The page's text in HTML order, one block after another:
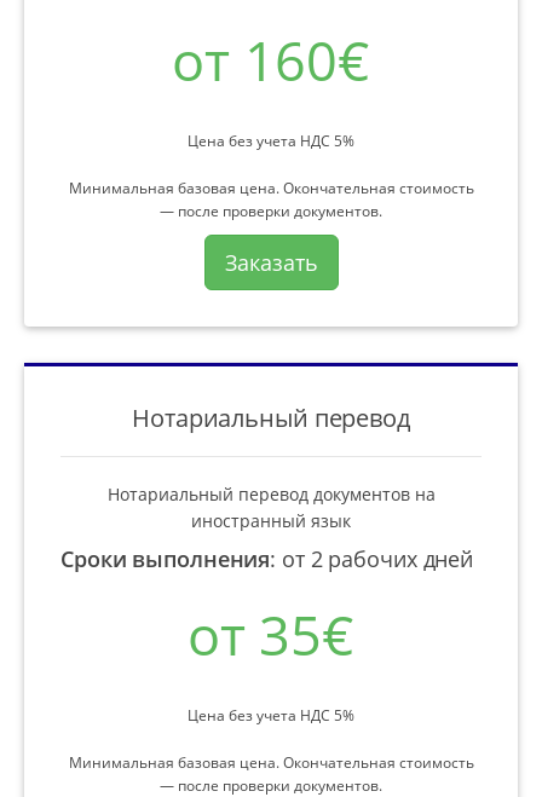
от 160€
Цена без учета НДС 5%
Минимальная базовая цена. Окончательная стоимость
— после проверки документов.
Заказать
Нотариальный перевод
Нотариальный перевод документов на
иностранный язык
Сроки выполнения: от 2 рабочих дней
от 35€
Цена без учета НДС 5%
Минимальная базовая цена. Окончательная стоимость
— после проверки документов.